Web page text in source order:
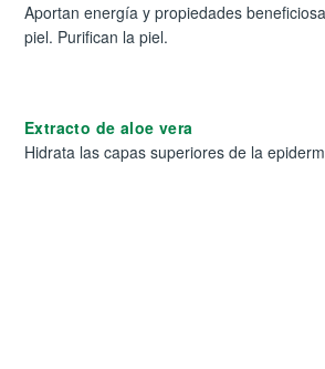
Aportan energía y propiedades
piel. Purifican la piel.
Extracto de aloe vera
Hidrata las capas superiores de la